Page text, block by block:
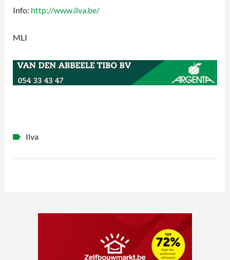
Info: http://www.ilva.be/
MLI
Ilva